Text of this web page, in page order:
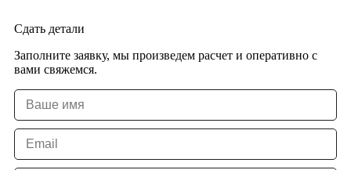
Сдать детали
Заполните заявку, мы произведем расчет и оперативно с
вами свяжемся.